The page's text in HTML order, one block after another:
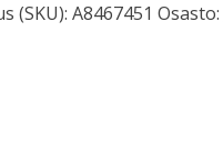
(SKU): A8467451 Osasto: